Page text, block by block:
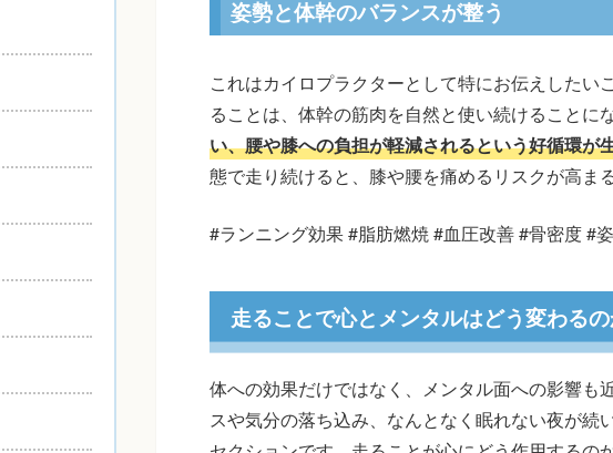
姿勢と体幹のバランスが整う
これはカイロプラクターとして特にお伝えしたい
ることは、体幹の筋肉を自然と使い続けることに
い、腰や膝への負担が軽減されるという好循環が
態で走り続けると、膝や腰を痛めるリスクが高ま
#ランニング効果 #脂肪燃焼 #血圧改善 #骨密度 #
走ることで心とメンタルはどう変わる
体への効果だけではなく、メンタル面への影響も
スや気分の落ち込み、なんとなく眠れない夜が続